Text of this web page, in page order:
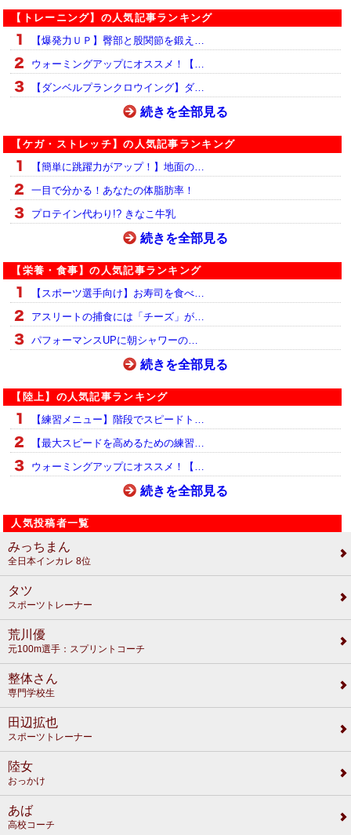
【トレーニング】の人気記事ランキング
【爆発力ＵＰ】臀部と股関節を鍛え…
ウォーミングアップにオススメ！【…
【ダンベルプランクロウイング】ダ…
続きを全部見る
【ケガ・ストレッチ】の人気記事ランキング
【簡単に跳躍力がアップ！】地面の…
一目で分かる！あなたの体脂肪率！
プロテイン代わり!? きなこ牛乳
続きを全部見る
【栄養・食事】の人気記事ランキング
【スポーツ選手向け】お寿司を食べ…
アスリートの捕食には「チーズ」が…
パフォーマンスUPに朝シャワーの…
続きを全部見る
【陸上】の人気記事ランキング
【練習メニュー】階段でスピードト…
【最大スピードを高めるための練習…
ウォーミングアップにオススメ！【…
続きを全部見る
人気投稿者一覧
みっちまん
全日本インカレ 8位
タツ
スポーツトレーナー
荒川優
元100m選手：スプリントコーチ
整体さん
専門学校生
田辺拡也
スポーツトレーナー
陸女
おっかけ
あば
高校コーチ